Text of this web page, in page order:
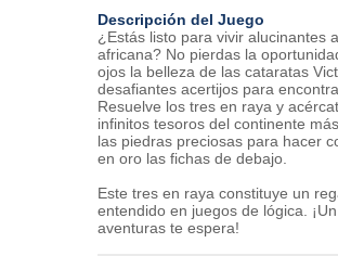
Descripción del Juego
¿Estás listo para vivir alucinantes
africana? No pierdas la
ojos la belleza de las cataratas
desafiantes acertijos para
Resuelve los tres en raya y
infinitos tesoros del continente
las piedras preciosas para hacer
en oro las fichas de debajo.
Este tres en raya constituye un
entendido en juegos de lógica.
aventuras te espera!